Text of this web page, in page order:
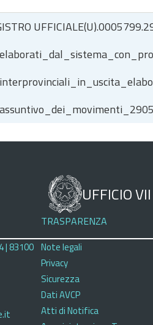
UFFICIO
| 83100
TRASPARENZA
Note legali
Privacy
Sicurezza
Dati AVCP
Atti di Notifica